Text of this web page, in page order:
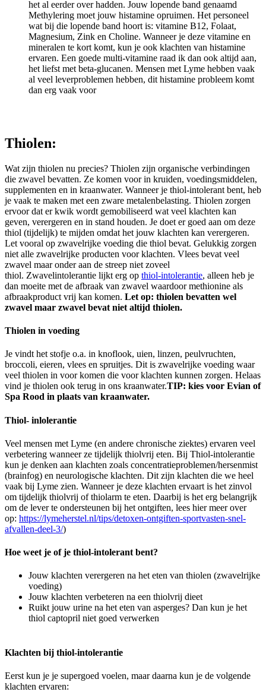
het al eerder over hadden. Jouw lopende band genaamd
Methylering moet jouw histamine opruimen. Het personeel
wat bij die lopende band hoort is: vitamine B12, Folaat,
Magnesium, Zink en Choline. Wanneer je deze vitamine en
mineralen te kort komt, kun je ook klachten van histamine
ervaren. Een goede multi-vitamine raad ik dan ook altijd aan,
het liefst met beta-glucanen. Mensen met Lyme hebben vaak
al veel leverproblemen hebben, dit histamine probleem komt
dan erg vaak voor
Thiolen:
Wat zijn thiolen nu precies? Thiolen zijn organische verbindingen
die zwavel bevatten. Ze komen voor in kruiden, voedingsmiddelen,
supplementen en in kraanwater. Wanneer je thiol-intolerant bent, heb
je vaak te maken met een zware metalenbelasting. Thiolen zorgen
ervoor dat er kwik wordt gemobiliseerd wat veel klachten kan
geven, verergeren en in stand houden. Je doet er goed aan om deze
thiol (tijdelijk) te mijden omdat het jouw klachten kan verergeren.
Let vooral op zwavelrijke voeding die thiol bevat. Gelukkig zorgen
niet alle zwavelrijke producten voor klachten. Vlees bevat veel
zwavel maar onder aan de streep niet zoveel
thiol. Zwavelintolerantie lijkt erg op thiol-intolerantie, alleen heb je
dan moeite met de afbraak van zwavel waardoor methionine als
afbraakproduct vrij kan komen. Let op: thiolen bevatten wel
zwavel maar zwavel bevat niet altijd thiolen.
Thiolen in voeding
Je vindt het stofje o.a. in knoflook, uien, linzen, peulvruchten,
broccoli, eieren, vlees en spruitjes. Dit is zwavelrijke voeding waar
veel thiolen in voor komen die voor klachten kunnen zorgen. Helaas
vind je thiolen ook terug in ons kraanwater.TIP: kies voor Evian of
Spa Rood in plaats van kraanwater.
Thiol- inlolerantie
Veel mensen met Lyme (en andere chronische ziektes) ervaren veel
verbetering wanneer ze tijdelijk thiolvrij eten. Bij Thiol-intolerantie
kun je denken aan klachten zoals concentratieproblemen/hersenmist
(brainfog) en neurologische klachten. Dit zijn klachten die we heel
vaak bij Lyme zien. Wanneer je deze klachten ervaart is het zinvol
om tijdelijk thiolvrij of thiolarm te eten. Daarbij is het erg belangrijk
om de lever te ondersteunen bij het ontgiften, lees hier meer over
op: https://lymeherstel.nl/tips/detoxen-ontgiften-sportvasten-snel-
afvallen-deel-3/)
Hoe weet je of je thiol-intolerant bent?
Jouw klachten verergeren na het eten van thiolen (zwavelrijke
voeding)
Jouw klachten verbeteren na een thiolvrij dieet
Ruikt jouw urine na het eten van asperges? Dan kun je het
thiol captopril niet goed verwerken
Klachten bij thiol-intolerantie
Eerst kun je je supergoed voelen, maar daarna kun je de volgende
klachten ervaren: